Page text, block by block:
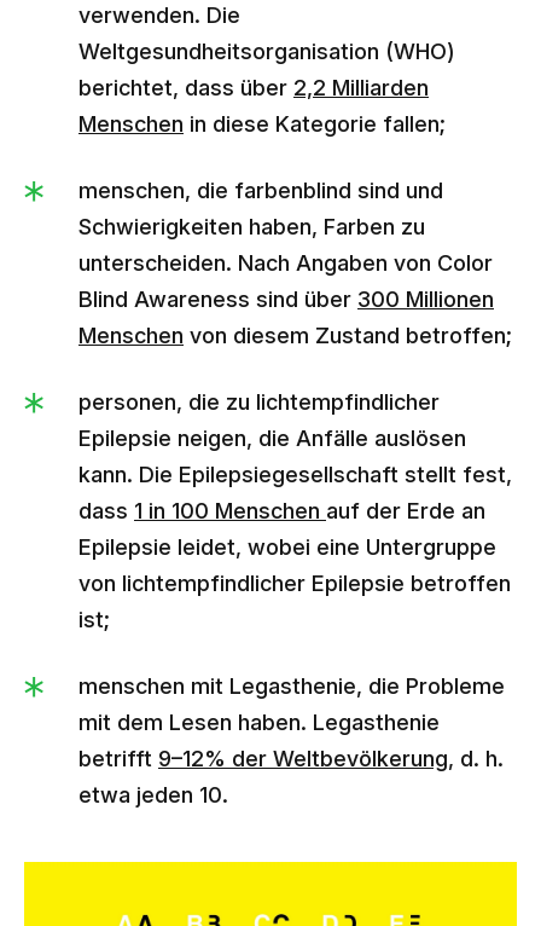
verwenden. Die
Weltgesundheitsorganisation (WHO)
berichtet, dass über 2,2 Milliarden
Menschen in diese Kategorie fallen;
menschen, die farbenblind sind und
Schwierigkeiten haben, Farben zu
unterscheiden. Nach Angaben von Color
Blind Awareness sind über 300 Millionen
Menschen von diesem Zustand betroffen;
personen, die zu lichtempfindlicher
Epilepsie neigen, die Anfälle auslösen
kann. Die Epilepsiegesellschaft stellt fest,
dass 1 in 100 Menschen auf der Erde an
Epilepsie leidet, wobei eine Untergruppe
von lichtempfindlicher Epilepsie betroffen
ist;
menschen mit Legasthenie, die Probleme
mit dem Lesen haben. Legasthenie
betrifft 9–12% der Weltbevölkerung, d. h.
etwa jeden 10.